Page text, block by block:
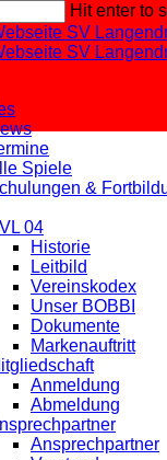
Hit enter to
Spiele
&
04
Historie
Leitbild
Vereinskodex
Unser BOBBI
Dokumente
Markenauftritt
Anmeldung
Abmeldung
Ansprechpartner
G1
Jahrgang 2019